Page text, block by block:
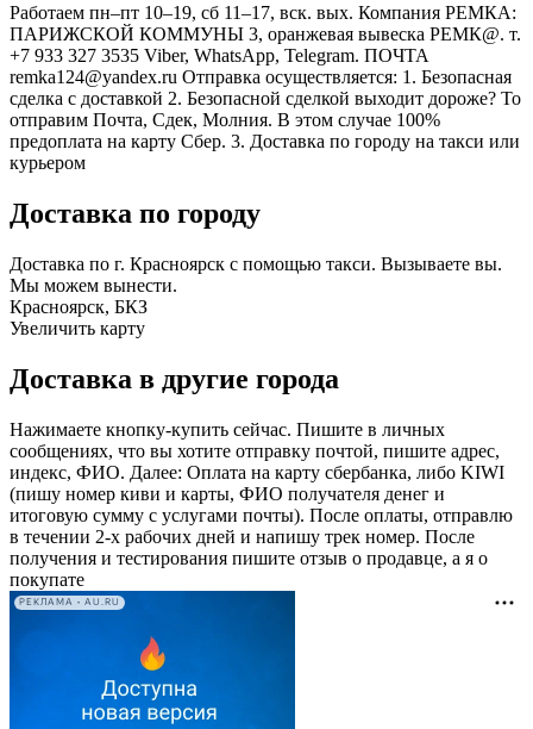
Работаем пн–пт 10–19, сб 11–17, вск. вых. Компания РЕМКА:
ПАРИЖСКОЙ КОММУНЫ 3, оранжевая вывеска РЕМК@. т.
+7 933 327 3535 Viber, WhatsApp, Telegram. ПОЧТА
remka124@yandex.ru Отправка осуществляется: 1. Безопасная
сделка с доставкой 2. Безопасной сделкой выходит дороже? То
отправим Почта, Сдек, Молния. В этом случае 100%
предоплата на карту Сбер. 3. Доставка по городу на такси или
курьером
Доставка по городу
Доставка по г. Красноярск с помощью такси. Вызываете вы.
Мы можем вынести.
Красноярск, БКЗ
Увеличить карту
Доставка в другие города
Нажимаете кнопку-купить сейчас. Пишите в личных
сообщениях, что вы хотите отправку почтой, пишите адрес,
индекс, ФИО. Далее: Оплата на карту сбербанка, либо KIWI
(пишу номер киви и карты, ФИО получателя денег и
итоговую сумму с услугами почты). После оплаты, отправлю
в течении 2-х рабочих дней и напишу трек номер. После
получения и тестирования пишите отзыв о продавце, а я о
покупате
РЕКЛАМА • AU.RU